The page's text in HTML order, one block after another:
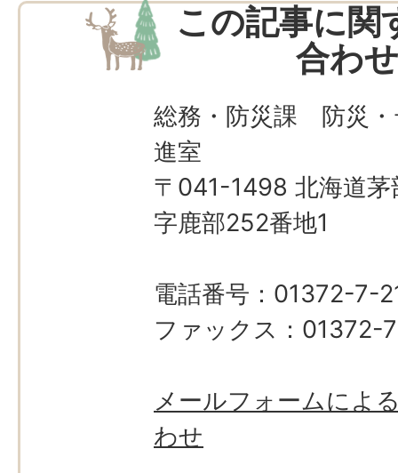
この記事に関
合わ
総務・防災課 防災・
進室
〒041-1498 北海道茅
字鹿部252番地1
電話番号：01372-7-
ファックス：01372-
メールフォームによ
わせ